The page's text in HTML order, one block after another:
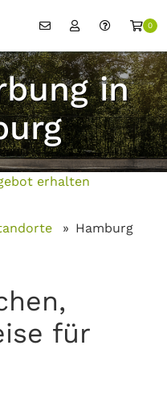
0
in
erhalten
Hamburg
für